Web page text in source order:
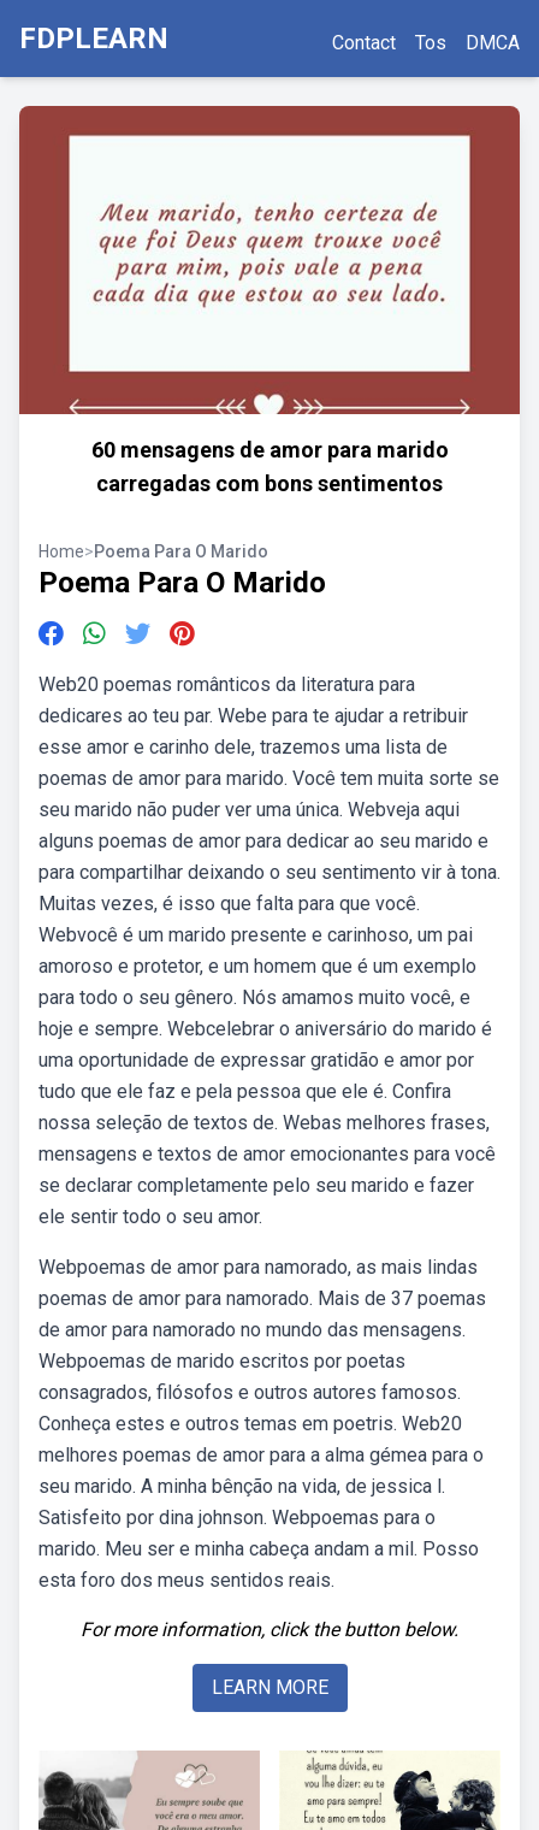
FDPLEARN Contact Tos DMCA
60 mensagens de amor para marido
carregadas com bons sentimentos
Home>Poema Para O Marido
Poema Para O Marido
Web20 poemas românticos da literatura para
dedicares ao teu par. Webe para te ajudar a retribuir
esse amor e carinho dele, trazemos uma lista de
poemas de amor para marido. Você tem muita sorte se
seu marido não puder ver uma única. Webveja aqui
alguns poemas de amor para dedicar ao seu marido e
para compartilhar deixando o seu sentimento vir à tona.
Muitas vezes, é isso que falta para que você.
Webvocê é um marido presente e carinhoso, um pai
amoroso e protetor, e um homem que é um exemplo
para todo o seu gênero. Nós amamos muito você, e
hoje e sempre. Webcelebrar o aniversário do marido é
uma oportunidade de expressar gratidão e amor por
tudo que ele faz e pela pessoa que ele é. Confira
nossa seleção de textos de. Webas melhores frases,
mensagens e textos de amor emocionantes para você
se declarar completamente pelo seu marido e fazer
ele sentir todo o seu amor.
Webpoemas de amor para namorado, as mais lindas
poemas de amor para namorado. Mais de 37 poemas
de amor para namorado no mundo das mensagens.
Webpoemas de marido escritos por poetas
consagrados, filósofos e outros autores famosos.
Conheça estes e outros temas em poetris. Web20
melhores poemas de amor para a alma gémea para o
seu marido. A minha bênção na vida, de jessica l.
Satisfeito por dina johnson. Webpoemas para o
marido. Meu ser e minha cabeça andam a mil. Posso
esta foro dos meus sentidos reais.
For more information, click the button below.
LEARN MORE